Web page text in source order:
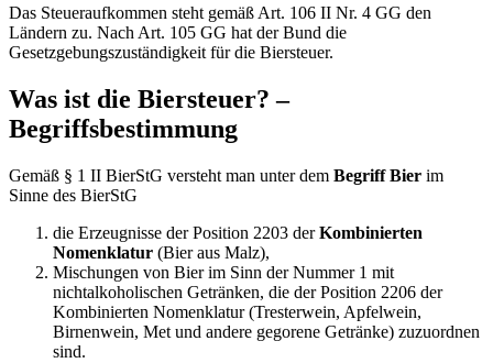
Das Steueraufkommen steht gemäß Art. 106 II Nr. 4 GG den
Ländern zu. Nach Art. 105 GG hat der Bund die
Gesetzgebungszuständigkeit für die Biersteuer.
Was ist die Biersteuer? –
Begriffsbestimmung
Gemäß § 1 II BierStG versteht man unter dem Begriff Bier im
Sinne des BierStG
die Erzeugnisse der Position 2203 derKombinierten
Nomenklatur (Bier aus Malz),
Mischungen von Bier im Sinn der Nummer 1 mit
nichtalkoholischen Getränken, die der Position 2206 der
Kombinierten Nomenklatur (Tresterwein, Apfelwein,
Birnenwein, Met und andere gegorene Getränke) zuzuordnen
sind.